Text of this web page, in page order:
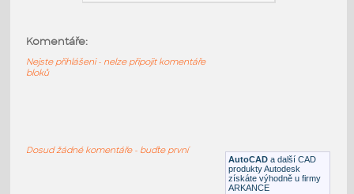
DWG
Konstrukční detaily
Konstrukční detailyAutoCAD a další CAD
produkty Autodesk
získáte výhodně u firmy
ARKANCE
Komentáře:
Nejste přihlášeni - nelze připojit komentáře
bloků
Dosud žádné komentáře - buďte první